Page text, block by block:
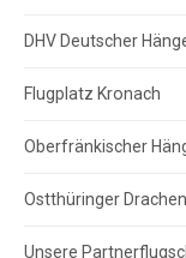
DHV Deutscher
Flugplatz Kronach
Oberfränkischer
Ostthüringer
Unsere